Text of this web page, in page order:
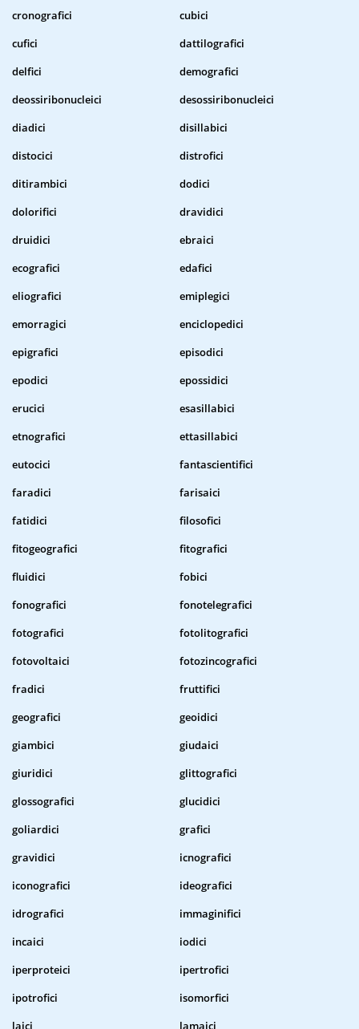
cronografici
cubici
cufici
dattilografici
delfici
demografici
deossiribonucleici
desossiribonucleici
diadici
disillabici
distocici
distrofici
ditirambici
dodici
dolorifici
dravidici
druidici
ebraici
ecografici
edafici
eliografici
emiplegici
emorragici
enciclopedici
epigrafici
episodici
epodici
epossidici
erucici
esasillabici
etnografici
ettasillabici
eutocici
fantascientifici
faradici
farisaici
fatidici
filosofici
fitogeografici
fitografici
fluidici
fobici
fonografici
fonotelegrafici
fotografici
fotolitografici
fotovoltaici
fotozincografici
fradici
fruttifici
geografici
geoidici
giambici
giudaici
giuridici
glittografici
glossografici
glucidici
goliardici
grafici
gravidici
icnografici
iconografici
ideografici
idrografici
immaginifici
incaici
iodici
iperproteici
ipertrofici
ipotrofici
isomorfici
laici
lamaici